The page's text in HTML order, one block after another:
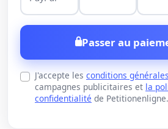
Passer au
J'accepte les conditions générales
campagnes publicitaires et la
confidentialité de